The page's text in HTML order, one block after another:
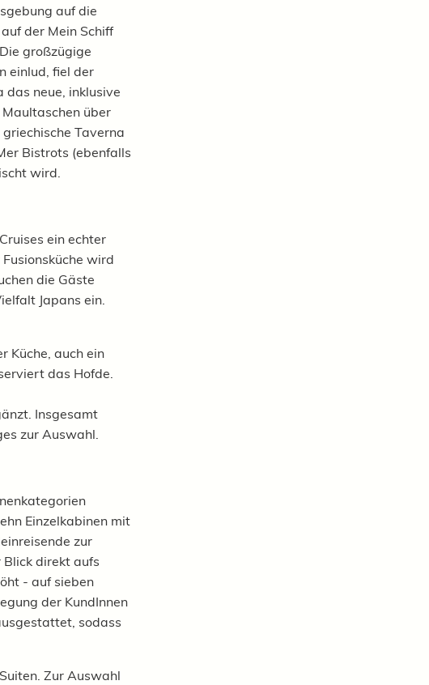
auf die
der Mein Schiff
großzügige
einlud, fiel der
neue, inklusive
über
Taverna
Bistrots (ebenfalls
wird.
ein echter
wird
die Gäste
Japans ein.
Küche, auch ein
das Hofde.
Insgesamt
zur Auswahl.
Einzelkabinen mit
zur
direkt aufs
- auf sieben
der KundInnen
sodass
Zur Auswahl